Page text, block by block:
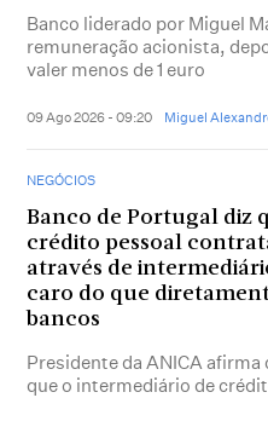
Banco liderado por Miguel
remuneração acionista,
valer menos de 1 euro
09 Ago 2026 - 09:20 Miguel
NEGÓCIOS
Banco de Portugal diz
crédito pessoal
através de
caro do que
bancos
Presidente da ANICA afirma
que o intermediário de